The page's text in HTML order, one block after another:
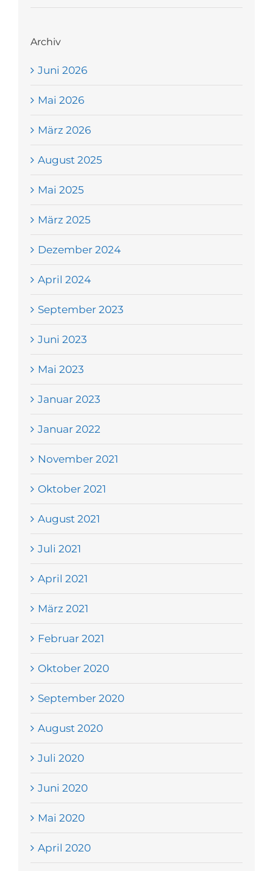
Archiv
Juni 2026
Mai 2026
März 2026
August 2025
Mai 2025
März 2025
Dezember 2024
April 2024
September 2023
Juni 2023
Mai 2023
Januar 2023
Januar 2022
November 2021
Oktober 2021
August 2021
Juli 2021
April 2021
März 2021
Februar 2021
Oktober 2020
September 2020
August 2020
Juli 2020
Juni 2020
Mai 2020
April 2020